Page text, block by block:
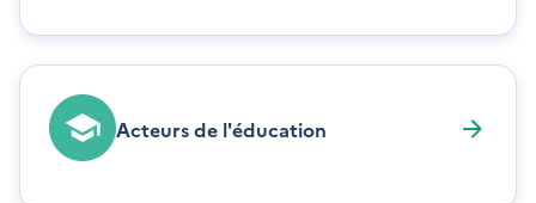
Acteurs de l'éducation